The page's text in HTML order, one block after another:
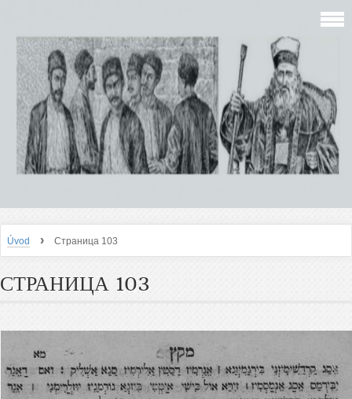
Úvod › Страница 103
СТРАНИЦА 103